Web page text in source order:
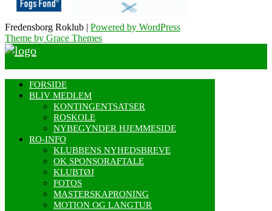
Fredensborg Roklub | Powered by WordPress
Theme by Grace Themes
FORSIDE
BLIV MEDLEM
KONTINGENTSATSER
ROSKOLE
NYBEGYNDER HJEMMESIDE
RO-INFO
KLUBBENS NYHEDSBREVE
OK SPONSORAFTALE
KLUBTØJ
FOTOS
MASTERSKAPRONING
MOTION OG LANGTUR